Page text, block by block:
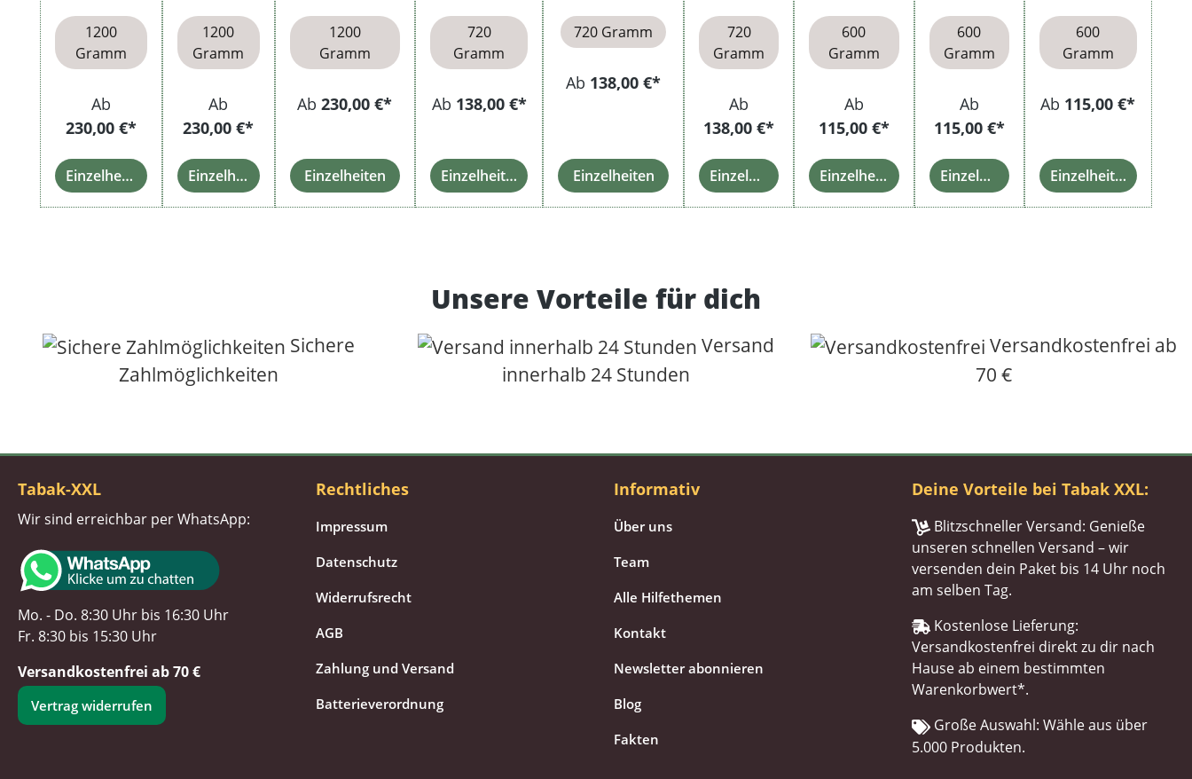
1200
Gramm
Ab
230,00 €*
Einzelheiten
1200
Gramm
Ab
230,00 €*
Einzelheiten
1200
Gramm
Ab230,00 €*
Einzelheiten
720
Gramm
Ab 138,00 €*
Einzelheiten
720 Gramm
Ab 138,00 €*
Einzelheiten
720
Gramm
Ab
138,00 €*
Einzelheiten
600
Gramm
Ab
115,00 €*
Einzelheiten
600
Gramm
Ab
115,00 €*
Einzelheiten
600
Gramm
Ab 115,00 €*
Einzelheiten
Unsere Vorteile für dich
Sichere
Zahlmöglichkeiten
Versand
innerhalb 24 Stunden
Versandkostenfrei ab
70 €
Tabak-XXL
Wir sind erreichbar per WhatsApp:
Mo. - Do. 8:30 Uhr bis 16:30 Uhr
Fr. 8:30 bis 15:30 Uhr
Versandkostenfrei ab 70 €
Vertrag widerrufen
Rechtliches
Impressum
Datenschutz
Widerrufsrecht
AGB
Zahlung und Versand
Batterieverordnung
Informativ
Über uns
Team
Alle Hilfethemen
Kontakt
Newsletter abonnieren
Blog
Fakten
Deine Vorteile bei Tabak XXL:
Blitzschneller Versand: Genieße
unseren schnellen Versand – wir
versenden dein Paket bis 14 Uhr noch
am selben Tag.
Kostenlose Lieferung:
Versandkostenfrei direkt zu dir nach
Hause ab einem bestimmten
Warenkorbwert*.
Große Auswahl: Wähle aus über
5.000 Produkten.